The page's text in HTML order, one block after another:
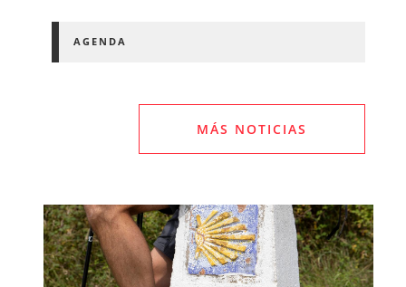
AGENDA
MÁS NOTICIAS